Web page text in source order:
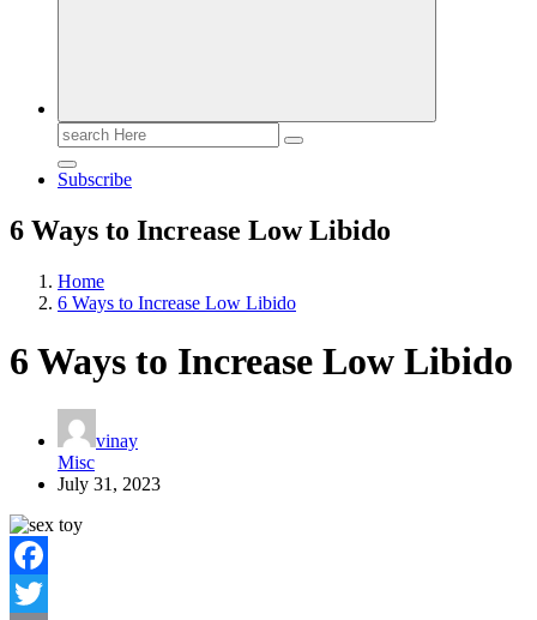
Search
for:
Subscribe
6 Ways to Increase Low Libido
Home
6 Ways to Increase Low Libido
6 Ways to Increase Low Libido
vinay
Misc
July 31, 2023
Facebook